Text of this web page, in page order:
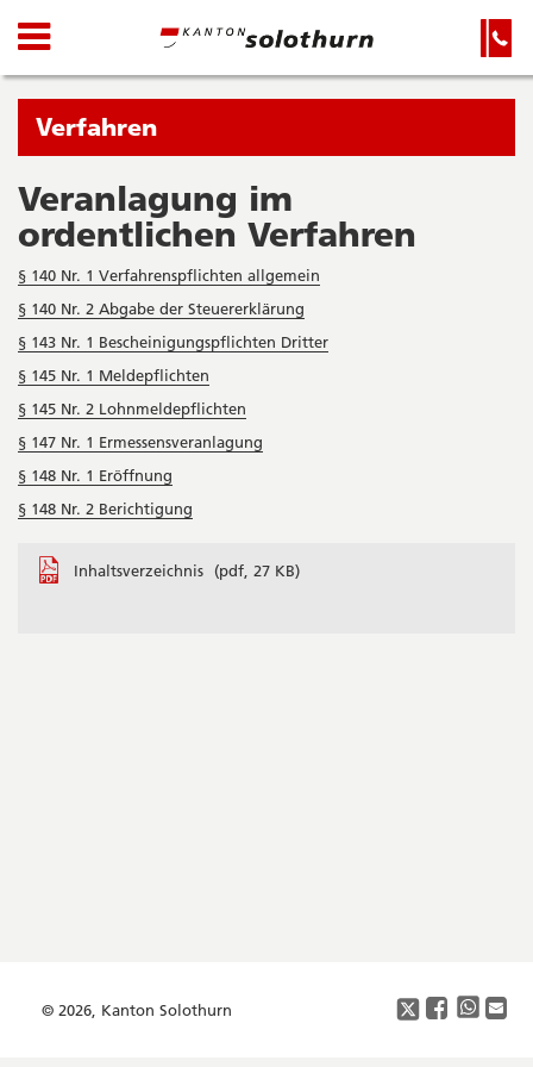
Kanton
Solothurn
Wichtige
Seiten
Startseite
Hauptnavigation
Inhalt
Suche
Navigation
und
Suche
Navigation
Sie
befinden
sich
gerade
Verfahren
Veranlagung im
ordentlichen Verfahren
§ 140 Nr. 1 Verfahrenspflichten allgemein
§ 140 Nr. 2 Abgabe der Steuererklärung
§ 143 Nr. 1 Bescheinigungspflichten Dritter
§ 145 Nr. 1 Meldepflichten
§ 145 Nr. 2 Lohnmeldepflichten
§ 147 Nr. 1 Ermessensveranlagung
§ 148 Nr. 1 Eröffnung
§ 148 Nr. 2 Berichtigung
Seitenleiste
Inhaltsverzeichnis (pdf, 27 KB)
© 2026, Kanton Solothurn